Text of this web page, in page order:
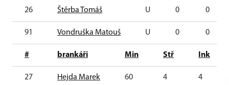
26 Štěrba Tomáš U 0 0
91 Vondruška Matouš U 0 0
# brankáři Min Stř Ink
27 Hejda Marek 60 4 4